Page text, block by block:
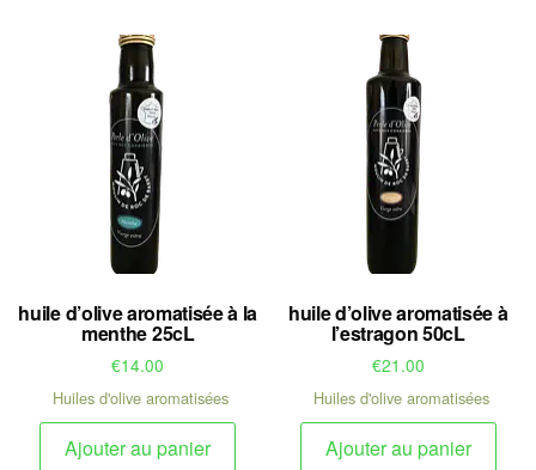
huile d’olive aromatisée à la
menthe 25cL
€14.00
Huiles d'olive aromatisées
Ajouter au panier
huile d’olive aromatisée à
l’estragon 50cL
€21.00
Huiles d'olive aromatisées
Ajouter au panier